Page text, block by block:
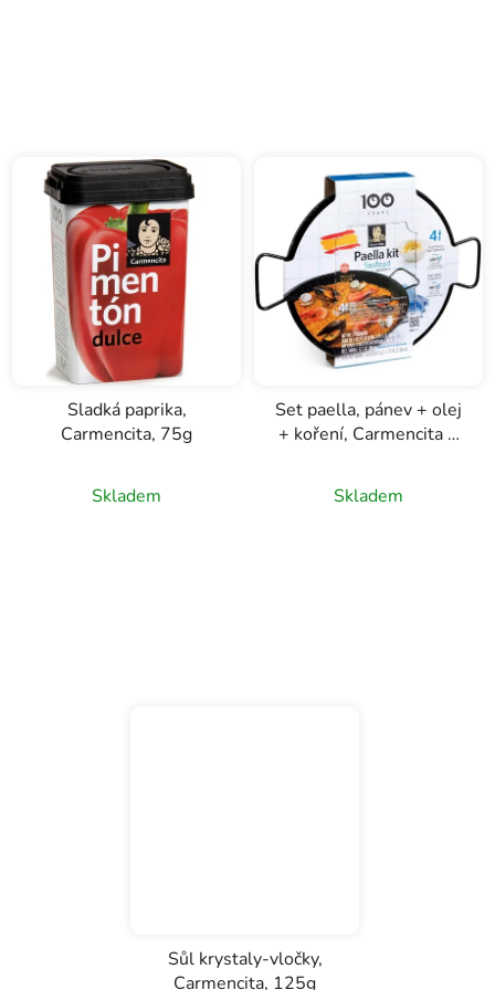
Sladká paprika,
Carmencita, 75g
Skladem
Set paella, pánev + olej
+ koření, Carmencita 4
Skladem
Sůl krystaly-vločky,
Carmencita, 125g